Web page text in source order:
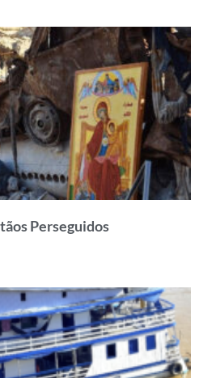
Perseguidos